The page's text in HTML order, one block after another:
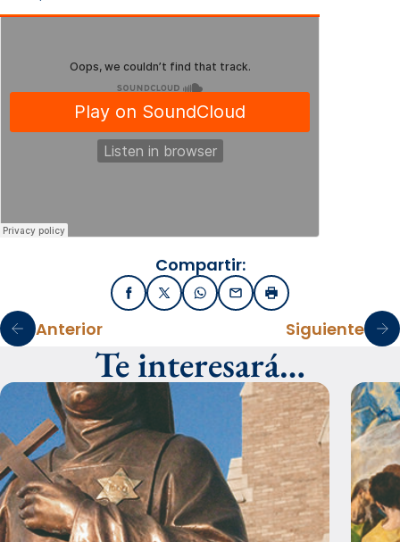
Compartir:
FacebookX / TwitterWhatsApp
EmailImprimir
Anterior Siguiente
Te interesará…